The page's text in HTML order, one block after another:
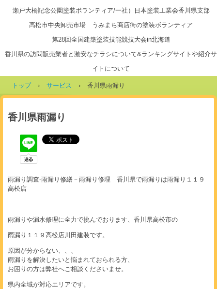
瀬戸大橋記念公園塗装ボランティア/一社）日本塗装工業会香川県支部
高松市中央卸売市場 うみまち商店街の塗装ボランティア
第28回全国建築塗装技能競技大会in北海道
香川県の訪問販売業者と激安なチラシについて&ランキングサイトや紹介サ
イトについて
トップ › サービス › 香川県雨漏り
香川県雨漏り
雨漏り調査-雨漏り修繕－雨漏り修理 香川県で雨漏りは雨漏り１１９
高松店
雨漏りや漏水修理に全力で挑んでおります、香川県高松市の
雨漏り１１９高松店川田建装です。
原因が分からない、、、
雨漏りを解決したいと悩まれておられる方、
お困りの方は弊社へご相談くださいませ。
県内全域が対応エリアです。